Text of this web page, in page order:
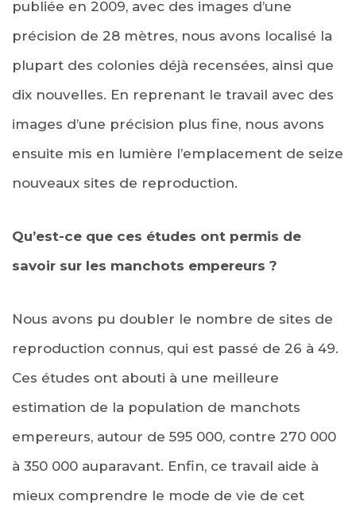
publiée en 2009, avec des images d’une
précision de 28 mètres, nous avons localisé la
plupart des colonies déjà recensées, ainsi que
dix nouvelles. En reprenant le travail avec des
images d’une précision plus fine, nous avons
ensuite mis en lumière l’emplacement de seize
nouveaux sites de reproduction.
Qu’est-ce que ces études ont permis de
savoir sur les manchots empereurs ?
Nous avons pu doubler le nombre de sites de
reproduction connus, qui est passé de 26 à 49.
Ces études ont abouti à une meilleure
estimation de la population de manchots
empereurs, autour de 595 000, contre 270 000
à 350 000 auparavant. Enfin, ce travail aide à
mieux comprendre le mode de vie de cet